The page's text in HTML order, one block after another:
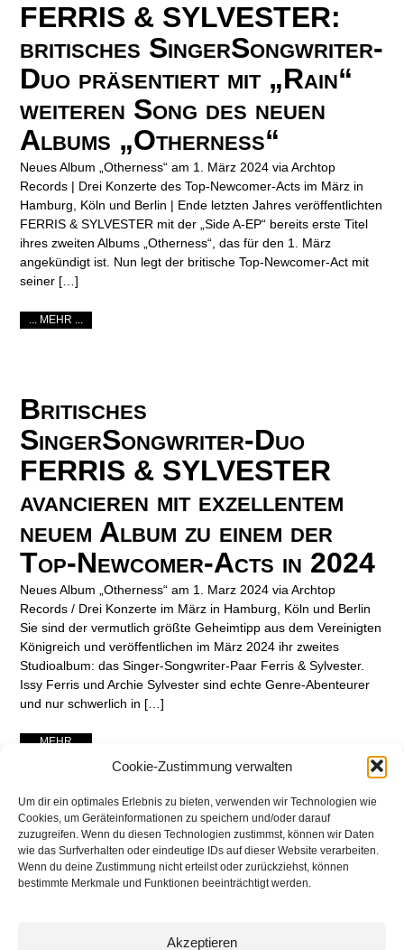
Cookie-Zustimmung verwalten
Um dir ein optimales Erlebnis zu bieten, verwenden wir Technologien wie
Cookies, um Geräteinformationen zu speichern und/oder darauf
zuzugreifen. Wenn du diesen Technologien zustimmst, können wir Daten
wie das Surfverhalten oder eindeutige IDs auf dieser Website verarbeiten.
Wenn du deine Zustimmung nicht erteilst oder zurückziehst, können
bestimmte Merkmale und Funktionen beeinträchtigt werden.
Akzeptieren
FERRIS & SYLVESTER:
britisches SingerSongwriter-
Duo präsentiert mit „Rain“
weiteren Song des neuen
Albums „Otherness“
Neues Album „Otherness“ am 1. März 2024 via Archtop
Records | Drei Konzerte des Top-Newcomer-Acts im März in
Hamburg, Köln und Berlin | Ende letzten Jahres veröffentlichten
FERRIS & SYLVESTER mit der „Side A-EP“ bereits erste Titel
ihres zweiten Albums „Otherness“, das für den 1. März
angekündigt ist. Nun legt der britische Top-Newcomer-Act mit
seiner […]
... MEHR ...
Britisches
SingerSongwriter-Duo
FERRIS & SYLVESTER
avancieren mit exzellentem
neuem Album zu einem der
Top-Newcomer-Acts in 2024
Neues Album „Otherness“ am 1. Marz 2024 via Archtop
Records / Drei Konzerte im März in Hamburg, Köln und Berlin
Sie sind der vermutlich größte Geheimtipp aus dem Vereinigten
Königreich und veröffentlichen im März 2024 ihr zweites
Studioalbum: das Singer-Songwriter-Paar Ferris & Sylvester.
Issy Ferris und Archie Sylvester sind echte Genre-Abenteurer
und nur schwerlich in […]
... MEHR ...